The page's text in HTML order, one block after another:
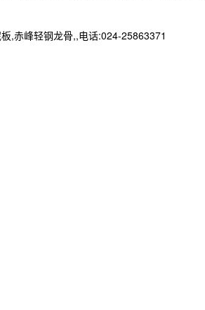
,赤峰轻钢龙骨,,电话:024-25863371